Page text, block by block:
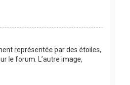
représentée par des étoiles,
le forum. L’autre image,